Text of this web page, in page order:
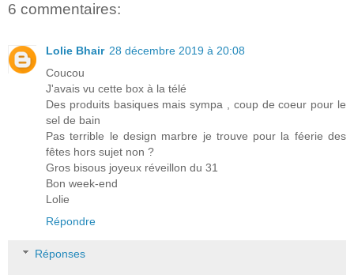
6 commentaires:
Lolie Bhair 28 décembre 2019 à 20:08
Coucou
J'avais vu cette box à la télé
Des produits basiques mais sympa , coup de coeur pour le
sel de bain
Pas terrible le design marbre je trouve pour la féerie des
fêtes hors sujet non ?
Gros bisous joyeux réveillon du 31
Bon week-end
Lolie
Répondre
Réponses